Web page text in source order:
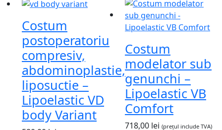
Costum
postoperatoriu
compresiv,
abdominoplastie,
liposuctie –
Lipoelastic VD
body Variant
Costum
modelator sub
genunchi –
Lipoelastic VB
Comfort
718,00 lei (prețul include TVA)